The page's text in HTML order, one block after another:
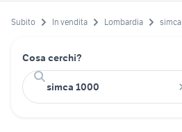
Subito In vendita Lombardia
Cosa cerchi?